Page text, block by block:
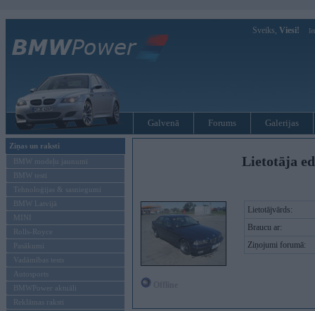
Sveiks, Viesi!
Galvenā Forums Galerijas
Ziņas un raksti
BMW modeļu jaunumi
BMW testi
Tehnoloģijas & sasniegumi
BMW Latvijā
MINI
Rolls-Royce
Pasākumi
Vadāmības tests
Autosports
BMWPower aktuāli
Reklāmas raksti
Lietotāja
Lietotājvārds:
Braucu ar:
Ziņojumi forumā: